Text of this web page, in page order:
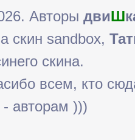
Авторы двиШ
скин sandbox,
скина.
всем, кто
- авторам )))